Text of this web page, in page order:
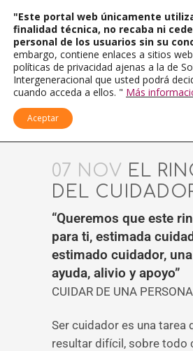
07 NOV EL
DEL
“Queremos que este
para ti, estimada
estimado cuidador,
ayuda, alivio y apoyo”
CUIDAR DE UNA PERSONA
Ser cuidador es una tarea
resultar difícil, sobre todo
"Este portal web únicamente
finalidad técnica, no recaba ni
personal de los usuarios sin su
embargo, contiene enlaces a sitios
políticas de privacidad ajenas a la de
Intergeneracional que usted podrá
cuando acceda a ellos. " Más
Aceptar